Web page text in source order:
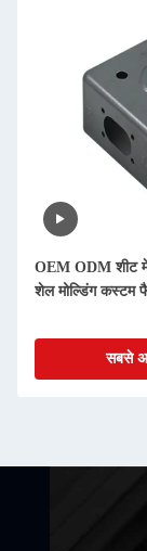
OEM ODM शीट
शेल मोल्डिंग कस्टम
सबसे